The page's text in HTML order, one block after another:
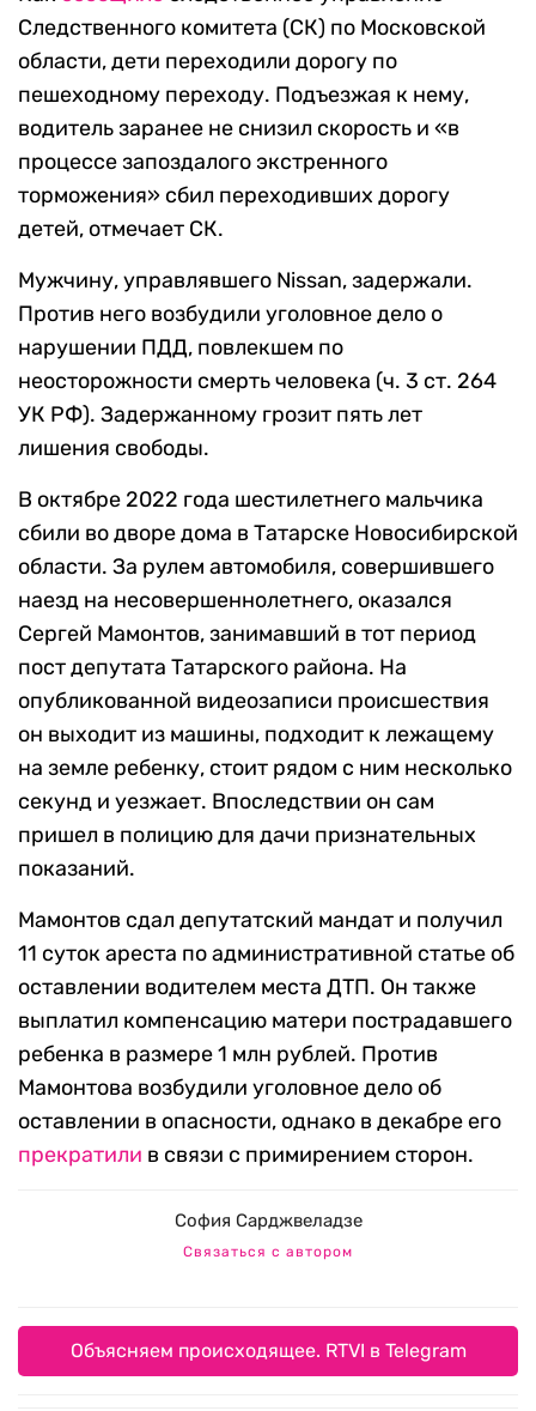
Следственного комитета (СК) по Московской
области, дети переходили дорогу по
пешеходному переходу. Подъезжая к нему,
водитель заранее не снизил скорость и «в
процессе запоздалого экстренного
торможения» сбил переходивших дорогу
детей, отмечает СК.
Мужчину, управлявшего Nissan, задержали.
Против него возбудили уголовное дело о
нарушении ПДД, повлекшем по
неосторожности смерть человека (ч. 3 ст. 264
УК РФ). Задержанному грозит пять лет
лишения свободы.
В октябре 2022 года шестилетнего мальчика
сбили во дворе дома в Татарске Новосибирской
области. За рулем автомобиля, совершившего
наезд на несовершеннолетнего, оказался
Сергей Мамонтов, занимавший в тот период
пост депутата Татарского района. На
опубликованной видеозаписи происшествия
он выходит из машины, подходит к лежащему
на земле ребенку, стоит рядом с ним несколько
секунд и уезжает. Впоследствии он сам
пришел в полицию для дачи признательных
показаний.
Мамонтов сдал депутатский мандат и получил
11 суток ареста по административной статье об
оставлении водителем места ДТП. Он также
выплатил компенсацию матери пострадавшего
ребенка в размере 1 млн рублей. Против
Мамонтова возбудили уголовное дело об
оставлении в опасности, однако в декабре его
прекратили в связи с примирением сторон.
София Сарджвеладзе
Связаться с автором
Объясняем происходящее. RTVI в Telegram